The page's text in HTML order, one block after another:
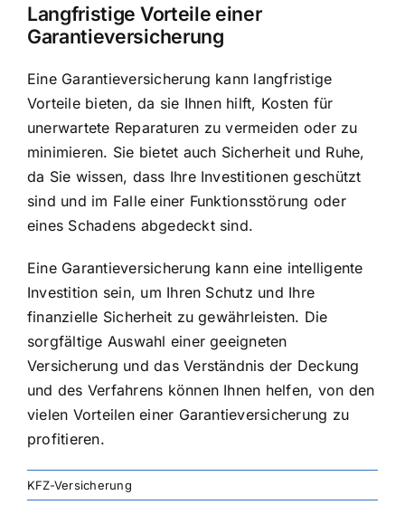
Langfristige Vorteile einer
Garantieversicherung
Eine Garantieversicherung kann langfristige
Vorteile bieten, da sie Ihnen hilft, Kosten für
unerwartete Reparaturen zu vermeiden oder zu
minimieren. Sie bietet auch Sicherheit und Ruhe,
da Sie wissen, dass Ihre Investitionen geschützt
sind und im Falle einer Funktionsstörung oder
eines Schadens abgedeckt sind.
Eine Garantieversicherung kann eine intelligente
Investition sein, um Ihren Schutz und Ihre
finanzielle Sicherheit zu gewährleisten. Die
sorgfältige Auswahl einer geeigneten
Versicherung und das Verständnis der Deckung
und des Verfahrens können Ihnen helfen, von den
vielen Vorteilen einer Garantieversicherung zu
profitieren.
KFZ-Versicherung